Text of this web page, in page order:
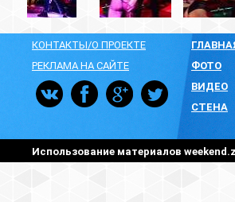
КОНТАКТЫ/О ПРОЕКТЕ
РЕКЛАМА НА САЙТЕ
ФОТО
ВИДЕО
СТЕНА
Использование материалов